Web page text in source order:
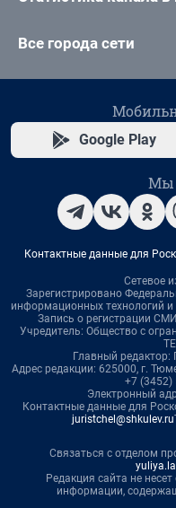
Все города сети
Google Play
Мы
Контактные данные для
Сетевое
Зарегистрировано
информационных технологий
Запись о регистрации
Учредитель: Общество с
Главный
Адрес редакции: 625000, г.
+7 (3452)
Электронный
Контактные данные для
juristchel@shkulev.ru
Связаться с отделом
Редакция сайта не
информации,